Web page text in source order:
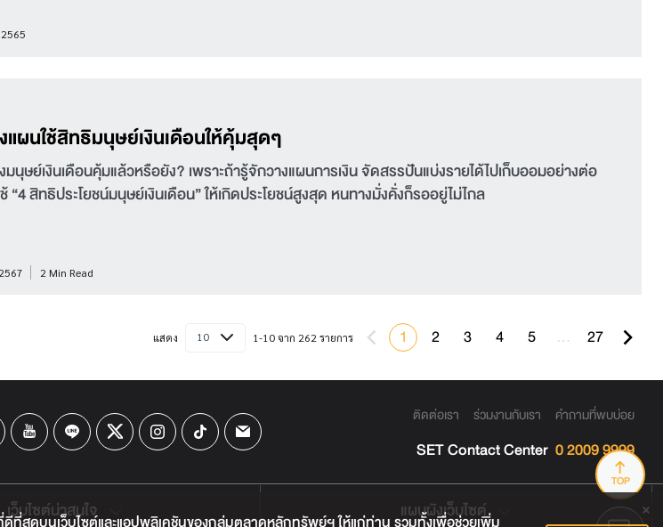
แผนใช้สิทธิมนุษย์เงินเดือนให้คุ้มสุดๆ
นุษย์เงินเดือนคุ้มแล้วหรือยัง? เพราะถ้ารู้จักวางแผนการเงิน จัดสรรปันแบ่งรายได้ไปเก็บออมอย่างต่อ
“4 สิทธิประโยชน์มนุษย์เงินเดือน” ให้เกิดประโยชน์สูงสุด หนทางมั่งคั่งก็รออยู่ไม่ไกล
2 Min Read
แสดง 10 1-10 จาก 262 รายการ 1 2 3 4 5 … 27
TOP
ติดต่อเรา ร่วมงานกับเรา คำถามที่พบบ่อย
SET Contact Center 0 2009 9999
เว็บไซต์น่าสนใจ แผนผังเว็บไซต์